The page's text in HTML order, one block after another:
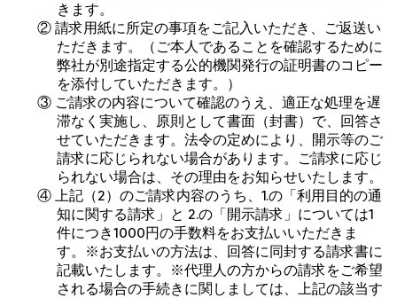
きます。
② 請求用紙に所定の事項をご記入いただき、ご返送い
ただきます。（ご本人であることを確認するために
弊社が別途指定する公的機関発行の証明書のコピー
を添付していただきます。）
③ ご請求の内容について確認のうえ、適正な処理を遅
滞なく実施し、原則として書面（封書）で、回答さ
せていただきます。法令の定めにより、開示等のご
請求に応じられない場合があります。ご請求に応じ
られない場合は、その理由をお知らせいたします。
④ 上記（2）のご請求内容のうち、1.の「利用目的の通
知に関する請求」と 2.の「開示請求」については1
件につき1000円の手数料をお支払いいただきま
す。※お支払いの方法は、回答に同封する請求書に
記載いたします。※代理人の方からの請求をご希望
される場合の手続きに関しましては、上記の該当す